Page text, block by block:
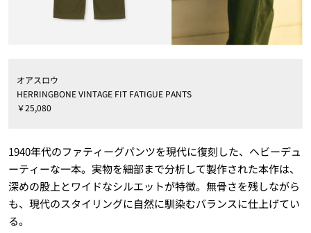
オアスロウ
HERRINGBONE VINTAGE FIT FATIGUE PANTS
￥25,080
1940年代のファティーグパンツを現代に復刻した、ヘビーデュ
ーティーな一本。実物を細部まで分析して製作された本作は、
深めの股上とワイドなシルエットが特徴。無骨さを残しながら
も、現代のスタイリングに自然に馴染むバランスに仕上げてい
る。